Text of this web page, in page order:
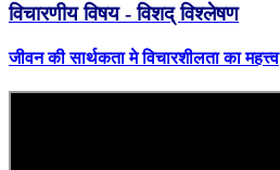
विचारणीय विषय - विशद् विश्लेषण
जीवन की सार्थकता मे विचारशीलता का महत्त्व